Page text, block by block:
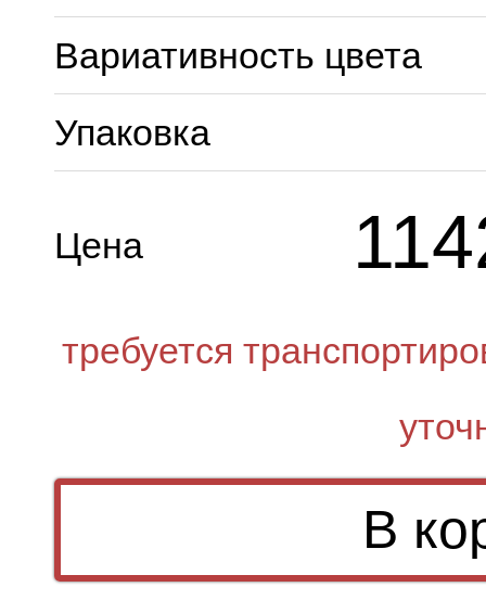
Вариативность цвета
Упаковка
Цена
требуется